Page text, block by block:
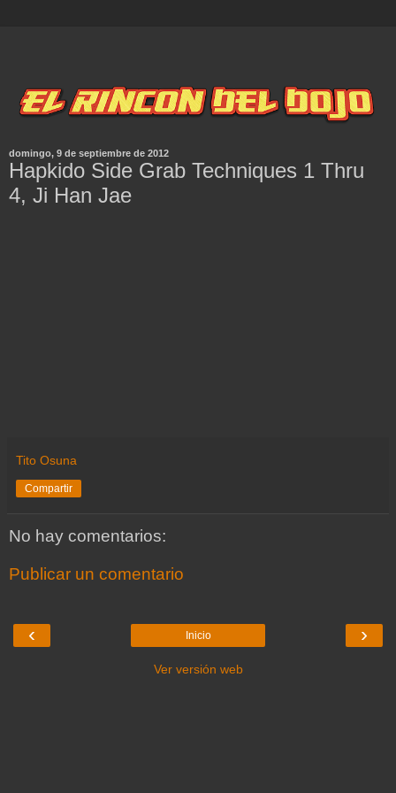
domingo, 9 de septiembre de 2012
Hapkido Side Grab Techniques 1 Thru
4, Ji Han Jae
Tito Osuna
Compartir
No hay comentarios:
Publicar un comentario
‹ ›
Inicio
Ver versión web